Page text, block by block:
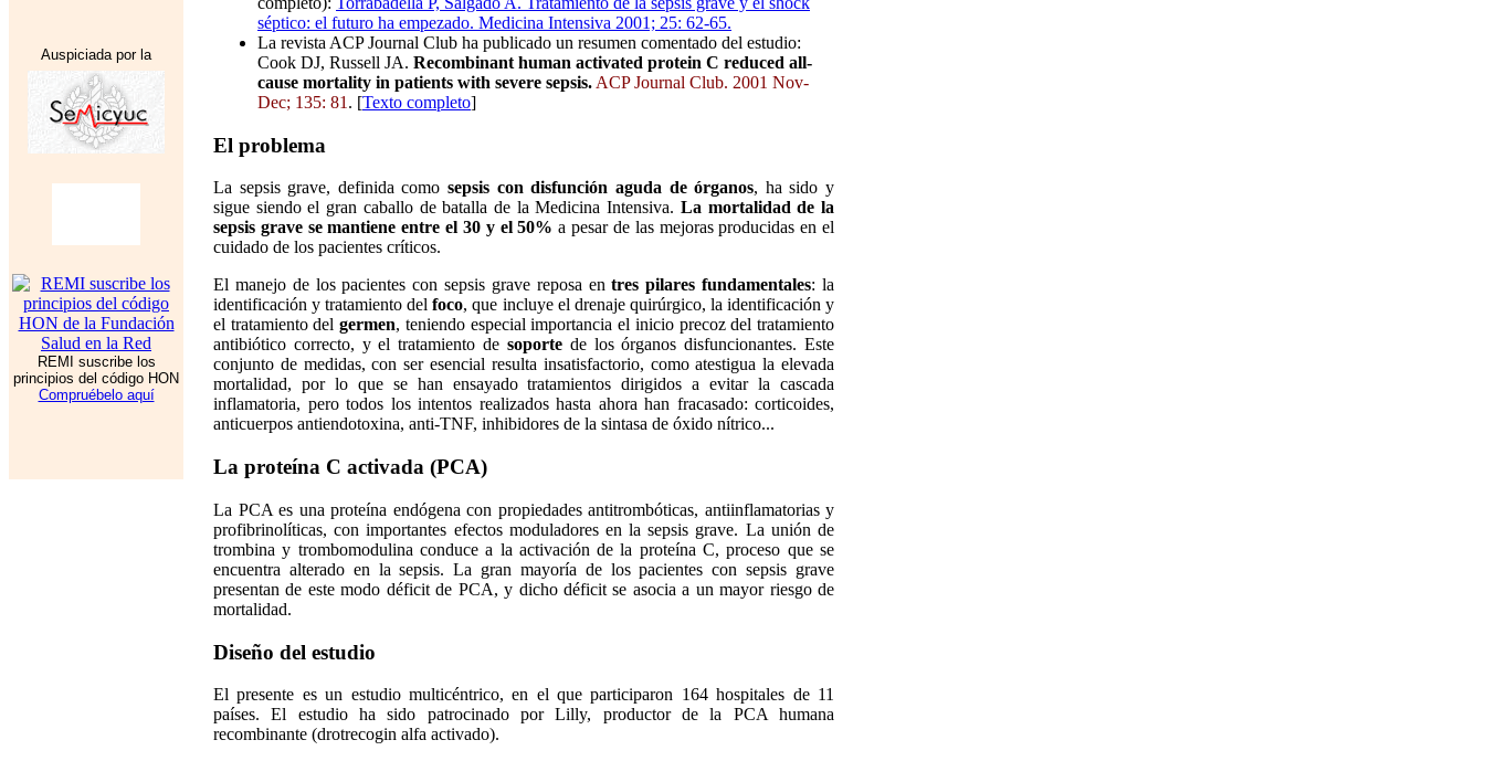
Auspiciada por la
REMI suscribe los
principios del código HON
Compruébelo aquí
séptico: el futuro ha empezado. Medicina Intensiva 2001; 25: 62-65.
La revista ACP Journal Club ha publicado un resumen comentado del estudio:
Cook DJ, Russell JA. Recombinant human activated protein C reduced all-
cause mortality in patients with severe sepsis. ACP Journal Club. 2001 Nov-
Dec; 135: 81 . [Texto completo]
El problema
La sepsis grave, definida comosepsis con disfunción aguda de órganos, ha sido y
sigue siendo el gran caballo de batalla de la Medicina Intensiva. La mortalidad de la
sepsis grave se mantiene entre el 30 y el 50% a pesar de las mejoras producidas en el
cuidado de los pacientes críticos.
El manejo de los pacientes con sepsis grave reposa entres pilares fundamentales: la
identificación y tratamiento delfoco, que incluye el drenaje quirúrgico, la identificación y
el tratamiento delgermen, teniendo especial importancia el inicio precoz del tratamiento
antibiótico correcto, y el tratamiento de soportede los órganos disfuncionantes. Este
conjunto de medidas, con ser esencial resulta insatisfactorio, como atestigua la elevada
mortalidad, por lo que se han ensayado tratamientos dirigidos a evitar la cascada
inflamatoria, pero todos los intentos realizados hasta ahora han fracasado: corticoides,
anticuerpos antiendotoxina, anti-TNF, inhibidores de la sintasa de óxido nítrico...
La proteína C activada (PCA)
La PCA es una proteína endógena con propiedades antitrombóticas, antiinflamatorias y
profibrinolíticas, con importantes efectos moduladores en la sepsis grave. La unión de
trombina y trombomodulina conduce a la activación de la proteína C, proceso que se
encuentra alterado en la sepsis. La gran mayoría de los pacientes con sepsis grave
presentan de este modo déficit de PCA, y dicho déficit se asocia a un mayor riesgo de
mortalidad.
Diseño del estudio
El presente es un estudio multicéntrico, en el que participaron 164 hospitales de 11
países. El estudio ha sido patrocinado por Lilly, productor de la PCA humana
recombinante (drotrecogin alfa activado).